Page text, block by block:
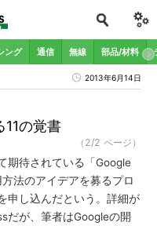
ング 通信 無線 部品/材料
2013年6月14日
11の覚書
（2/2 ページ）
期待されている「Google
法のアイデアを募るプロ
申し込んだという。詳細が
だが、筆者はGoogleの開